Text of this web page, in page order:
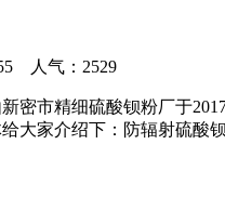
人气：2529
密市精细硫酸钡粉厂于
大家介绍下：防辐射硫酸